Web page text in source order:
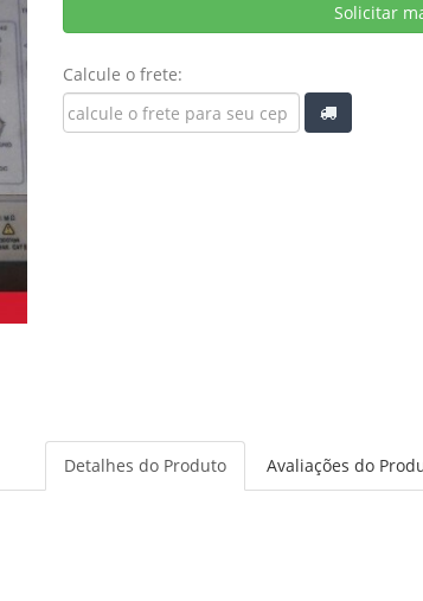
Solicitar
Calcule o frete:
Detalhes do Produto Avaliações do